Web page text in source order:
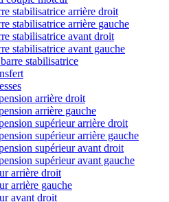
stabilisatrice arrière droit
stabilisatrice arrière gauche
stabilisatrice avant droit
stabilisatrice avant gauche
stabilisatrice
arrière droit
arrière gauche
supérieur arrière droit
supérieur arrière gauche
supérieur avant droit
supérieur avant gauche
arrière droit
arrière gauche
avant droit